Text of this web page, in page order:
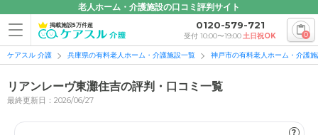
老人ホーム・介護施設の口コミ評判サイト
掲載施設5万件超 0120-579-721
受付 10:00〜19:00土日祝OK 0
ケアスル 介護 兵庫県の有料老人ホーム・介護施設一覧 神戸市の有料老人ホーム・介護
リアンレーヴ東灘住吉の評判・口コミ一覧
最終更新日：2026/06/27
?